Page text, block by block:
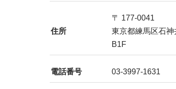
住所
〒 177-0041
東京都練馬区石
B1F
電話番号 03-3997-1631